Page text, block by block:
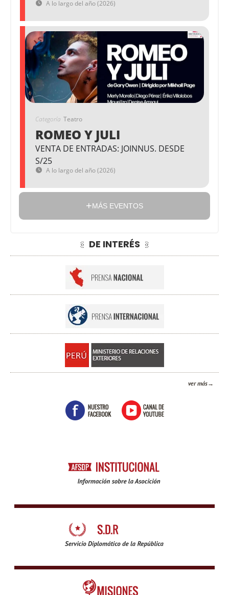
A lo largo del año (2026)
Categoría Teatro
ROMEO Y JULI
VENTA DE ENTRADAS: JOINNUS. DESDE
S/25
A lo largo del año (2026)
MÁS EVENTOS
DE INTERÉS
ver más